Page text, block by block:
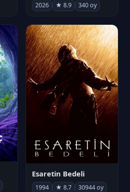
2026 ★ 8.9 340 oy
Esaretin Bedeli
1994 ★ 8.7 30944 oy